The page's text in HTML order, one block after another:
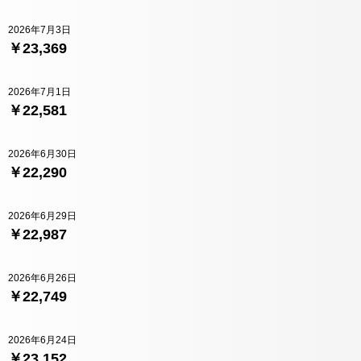
￥23,369
2026年7月3日
￥22,581
2026年7月1日
￥22,290
2026年6月30日
￥22,987
2026年6月29日
￥22,749
2026年6月26日
2026年6月24日